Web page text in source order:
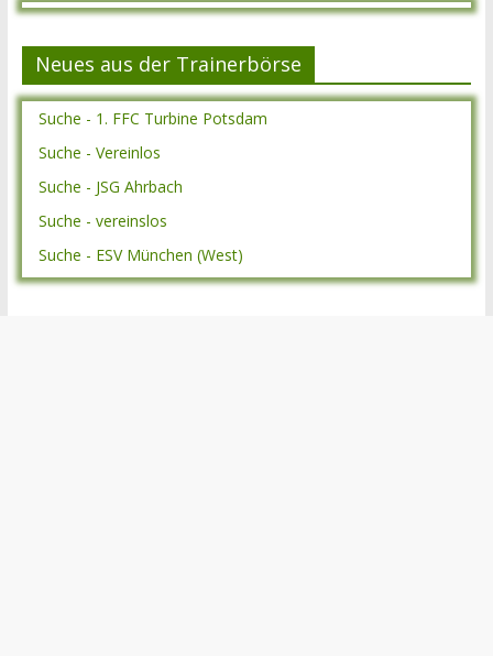
Neues aus der Trainerbörse
Suche - 1. FFC Turbine Potsdam
Suche - Vereinlos
Suche - JSG Ahrbach
Suche - vereinslos
Suche - ESV München (West)